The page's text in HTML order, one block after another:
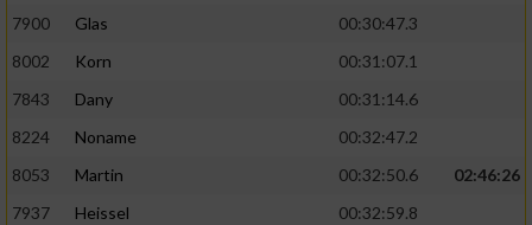
7900
Glas
00:30:47.3
8002
Korn
00:31:07.1
7843
Dany
00:31:14.6
8224
Noname
00:32:47.2
8053
Martin 00:32:50.6
02:46:26
7937
Heissel
00:32:59.8